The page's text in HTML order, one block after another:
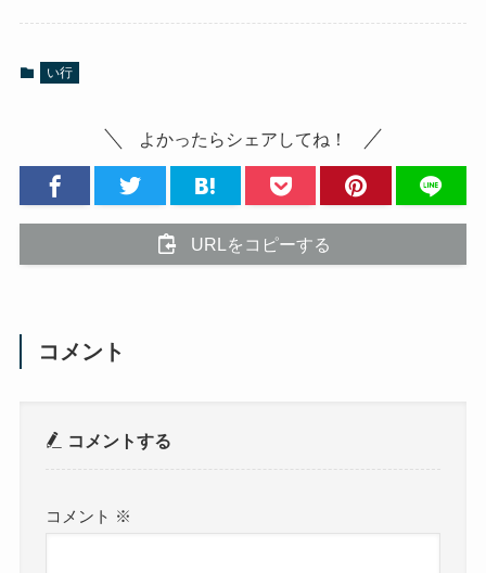
い行
よかったらシェアしてね！
URLをコピーする
コメント
コメントする
コメント ※